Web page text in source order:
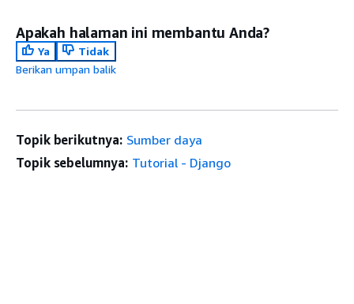
Apakah halaman ini membantu Anda?
Ya
Tidak
Berikan umpan balik
Topik berikutnya: Sumber daya
Topik sebelumnya: Tutorial - Django